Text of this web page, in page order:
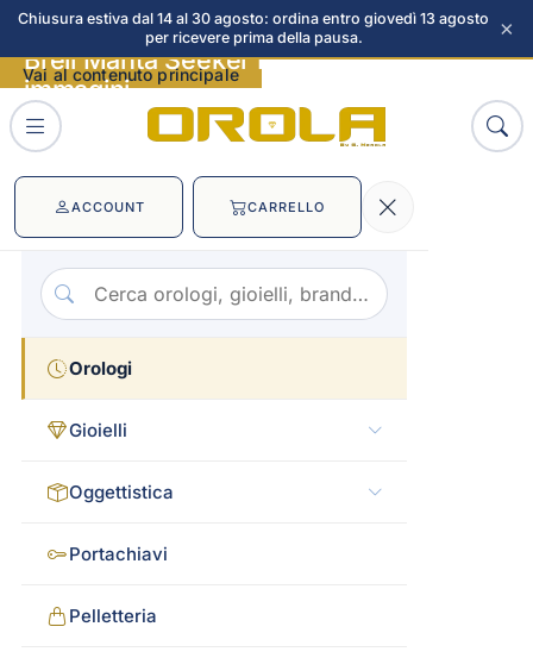
Chiusura estiva dal 14 al 30 agosto: ordina entro giovedì 13 agosto
per ricevere prima della pausa.
×
Vai al contenuto principale
ACCOUNT CARRELLO
Orologi
Gioielli
Oggettistica
Portachiavi
Pelletteria
Breil Manta Seeker Dive 1000m
immagini